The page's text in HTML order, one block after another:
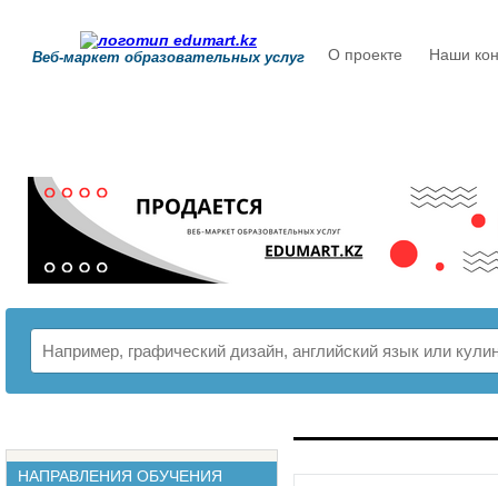
Веб-маркет образовательных услуг О проекте Наши
НАПРАВЛЕНИЯ ОБУЧЕНИЯ